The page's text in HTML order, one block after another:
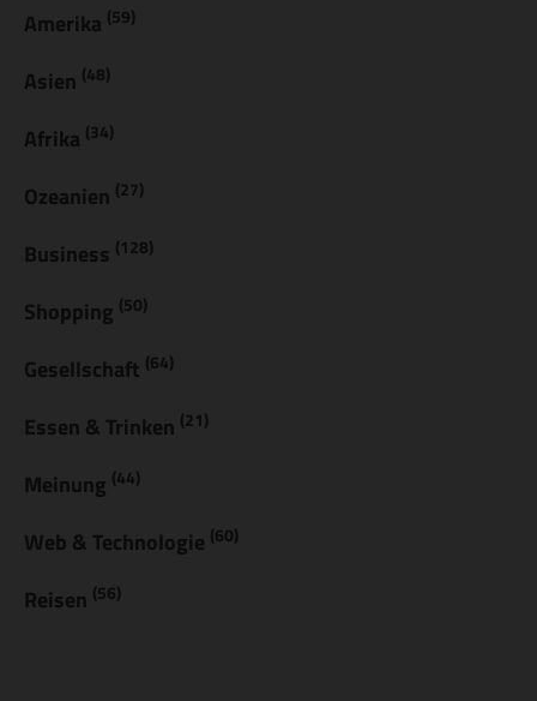
Amerika (59)
Asien (48)
Afrika (34)
Ozeanien (27)
Business (128)
Shopping (50)
Gesellschaft (64)
Essen & Trinken (21)
Meinung (44)
Web & Technologie (60)
Reisen (56)